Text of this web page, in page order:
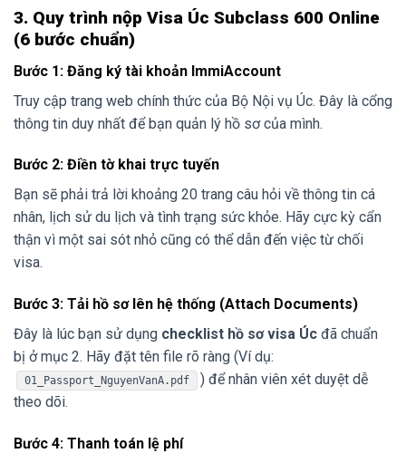
3. Quy trình nộp Visa Úc Subclass 600 Online
(6 bước chuẩn)
Bước 1: Đăng ký tài khoản ImmiAccount
Truy cập trang web chính thức của Bộ Nội vụ Úc. Đây là cổng
thông tin duy nhất để bạn quản lý hồ sơ của mình.
Bước 2: Điền tờ khai trực tuyến
Bạn sẽ phải trả lời khoảng 20 trang câu hỏi về thông tin cá
nhân, lịch sử du lịch và tình trạng sức khỏe. Hãy cực kỳ cẩn
thận vì một sai sót nhỏ cũng có thể dẫn đến việc từ chối
visa.
Bước 3: Tải hồ sơ lên hệ thống (Attach Documents)
Đây là lúc bạn sử dụng checklist hồ sơ visa Úc đã chuẩn
bị ở mục 2. Hãy đặt tên file rõ ràng (Ví dụ:
01_Passport_NguyenVanA.pdf
) để nhân viên xét duyệt dễ
theo dõi.
Bước 4: Thanh toán lệ phí